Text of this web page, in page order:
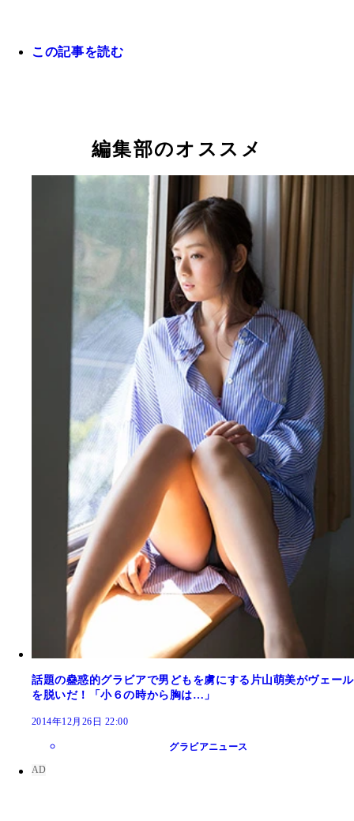
かせません！
この記事を読む
編集部のオススメ
話題の蠱惑的グラビアで男どもを虜にする片山萌美がヴェール
を脱いだ！「小６の時から胸は…」
2014年12月26日 22:00
グラビアニュース